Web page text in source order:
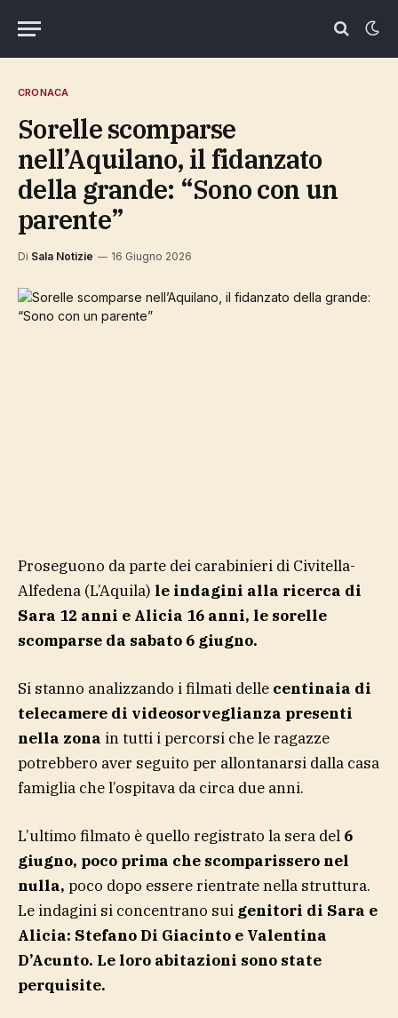
CRONACA
Sorelle scomparse
nell’Aquilano, il fidanzato
della grande: “Sono con un
parente”
Di Sala Notizie 16 Giugno 2026
Proseguono da parte dei carabinieri di Civitella-
Alfedena (L’Aquila) le indagini alla ricerca di
Sara 12 anni e Alicia 16 anni, le sorelle
scomparse da sabato 6 giugno.
Si stanno analizzando i filmati delle centinaia di
telecamere di videosorveglianza presenti
nella zona in tutti i percorsi che le ragazze
potrebbero aver seguito per allontanarsi dalla casa
famiglia che l’ospitava da circa due anni.
L’ultimo filmato è quello registrato la sera del 6
giugno, poco prima che scomparissero nel
nulla, poco dopo essere rientrate nella struttura.
Le indagini si concentrano sui genitori di Sara e
Alicia: Stefano Di Giacinto e Valentina
D’Acunto. Le loro abitazioni sono state
perquisite.